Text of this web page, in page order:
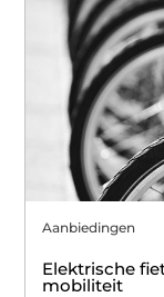
Aanbiedingen
Elektrische
mobiliteit